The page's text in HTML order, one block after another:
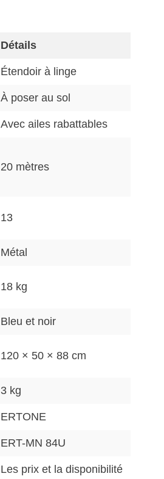
Détails
Étendoir à linge
À poser au sol
Avec ailes rabattables
20 mètres
13
Métal
18 kg
Bleu et noir
120 × 50 × 88 cm
3 kg
ERTONE
ERT-MN 84U
Les prix et la disponibilité